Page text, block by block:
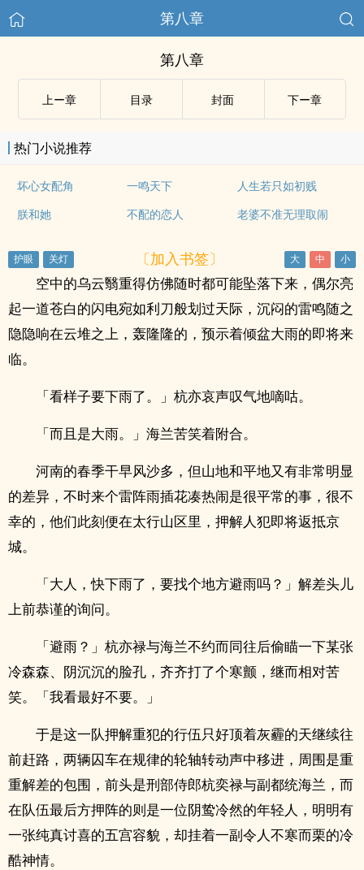
第八章
第八章
上ー章 目录 封面 下ー章
热门小说推荐
坏心女配角 一鸣天下
人生若只如初贱
朕和她
不配的恋人 老婆不准无理取闹
〔加入书签〕
空中的乌云翳重得仿佛随时都可能坠落下来，偶尔亮
起一道苍白的闪电宛如利刀般划过天际，沉闷的雷鸣随之
隐隐响在云堆之上，轰隆隆的，预示着倾盆大雨的即将来
临。
「看样子要下雨了。」杭亦哀声叹气地嘀咕。
「而且是大雨。」海兰苦笑着附合。
河南的春季干早风沙多，但山地和平地又有非常明显
的差异，不时来个雷阵雨插花凑热闹是很平常的事，很不
幸的，他们此刻便在太行山区里，押解人犯即将返抵京
城。
「大人，快下雨了，要找个地方避雨吗？」解差头儿
上前恭谨的询问。
「避雨？」杭亦禄与海兰不约而同往后偷瞄一下某张
冷森森、阴沉沉的脸孔，齐齐打了个寒颤，继而相对苦
笑。「我看最好不要。」
于是这一队押解重犯的行伍只好顶着灰霾的天继续往
前赶路，两辆囚车在规律的轮轴转动声中移进，周围是重
重解差的包围，前头是刑部侍郎杭奕禄与副都统海兰，而
在队伍最后方押阵的则是一位阴鸷冷然的年轻人，明明有
一张纯真讨喜的五宫容貌，却挂着一副令人不寒而栗的冷
酷神情。